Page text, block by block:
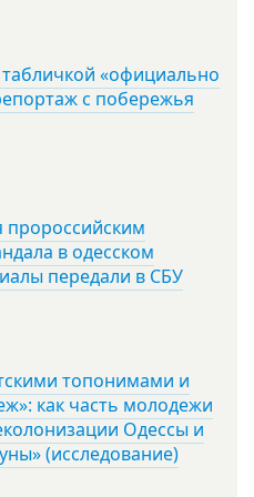
табличкой «официально
с побережья
пророссийским
в одесском
передали в СБУ
топонимами и
как часть молодежи
Одессы и
(исследование)